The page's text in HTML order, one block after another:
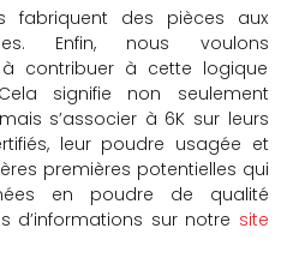
fabriquent des pièces aux
Enfin, nous voulons
contribuer à cette logique
signifie non seulement
s’associer à 6K sur leurs
leur poudre usagée et
premières potentielles qui
en poudre de qualité
d’informations sur notre site